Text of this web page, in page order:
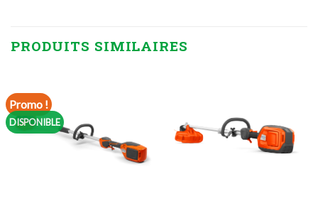
PRODUITS SIMILAIRES
Promo !
DISPONIBLE